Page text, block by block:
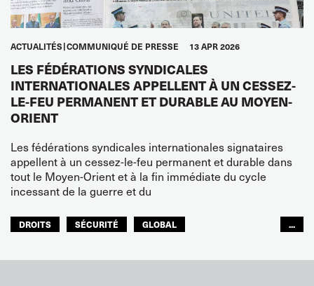
ACTUALITÉS COMMUNIQUÉ DE PRESSE 13 APR 2026
LES FÉDÉRATIONS SYNDICALES
INTERNATIONALES APPELLENT À UN CESSEZ-
LE-FEU PERMANENT ET DURABLE AU MOYEN-
ORIENT
Les fédérations syndicales internationales signataires
appellent à un cessez-le-feu permanent et durable dans
tout le Moyen-Orient et à la fin immédiate du cycle
incessant de la guerre et du
DROITS SÉCURITÉ
GLOBAL
...